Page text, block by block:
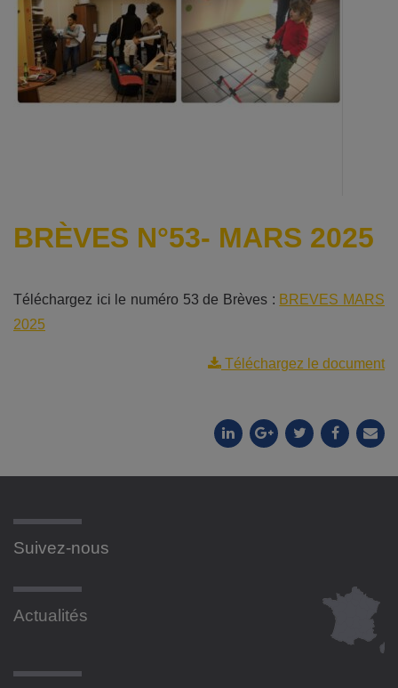
BRÈVES N°53- MARS 2025
Téléchargez ici le numéro 53 de Brèves : BREVES MARS
2025
Téléchargez le document
Suivez-nous
Actualités